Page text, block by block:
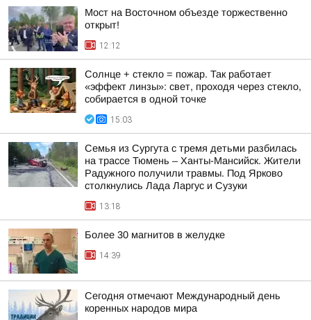
Мост на Восточном объезде торжественно
открыт!
12:12
Солнце + стекло = пожар. Так работает
«эффект линзы»: свет, проходя через стекло,
собирается в одной точке
15:03
Семья из Сургута с тремя детьми разбилась
на трассе Тюмень – Ханты-Мансийск. Жители
Радужного получили травмы. Под Ярково
столкнулись Лада Ларгус и Сузуки
13:18
Более 30 магнитов в желудке
14:39
Сегодня отмечают Международный день
коренных народов мира